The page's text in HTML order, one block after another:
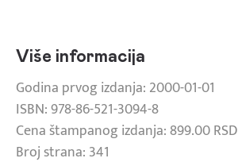
Više informacija
Godina prvog izdanja: 2000-01-01
ISBN: 978-86-521-3094-8
Cena štampanog izdanja: 899.00 RSD
Broj strana: 341